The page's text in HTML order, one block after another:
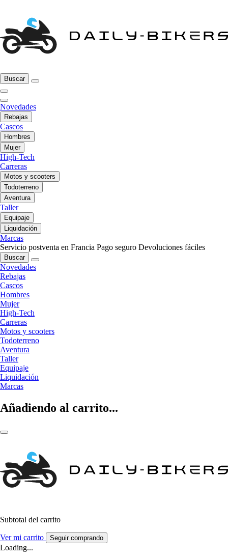
Buscar
Novedades
Rebajas
Cascos
Hombres
Mujer
High-Tech
Carreras
Motos y scooters
Todoterreno
Aventura
Taller
Equipaje
Liquidación
Marcas
Servicio postventa en Francia Pago seguro Devoluciones fáciles
Buscar
Novedades
Rebajas
Cascos
Hombres
Mujer
High-Tech
Carreras
Motos y scooters
Todoterreno
Aventura
Taller
Equipaje
Liquidación
Marcas
Añadiendo al carrito...
Subtotal del carrito
Ver mi carrito Seguir comprando
Loading...